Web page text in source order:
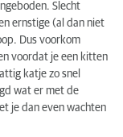
Slecht
ernstige (al dan niet
Dus voorkom
voordat je een kitten
katje zo snel
wat er met de
je dan even wachten